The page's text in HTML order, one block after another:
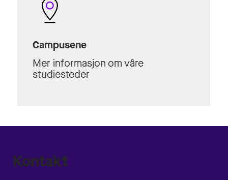
Campusene
Mer informasjon om våre
studiesteder
Kontakt